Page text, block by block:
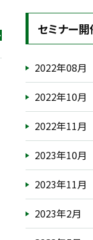
セミナー開
2022年08月
2022年10月
2022年11月
2023年10月
2023年11月
2023年2月